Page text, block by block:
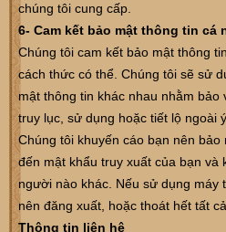
chúng tôi cung cấp.
6- Cam kết bảo mật thông tin cá
Chúng tôi cam kết bảo mật thông
cách thức có thể. Chúng tôi sẽ sử
mật thông tin khác nhau nhằm bảo
truy lục, sử dụng hoặc tiết lộ ngoài
Chúng tôi khuyến cáo bạn nên bảo
đến mật khẩu truy xuất của bạn và
người nào khác. Nếu sử dụng máy
nên đăng xuất, hoặc thoát hết tất
Thông tin liên hệ